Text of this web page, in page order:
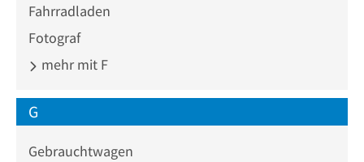
Fahrradladen
Fotograf
mehr mit F
G
Gebrauchtwagen